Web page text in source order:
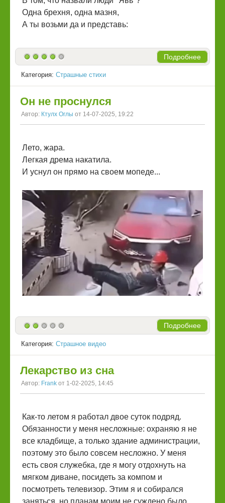
Одна брехня, одна мазня,
А ты возьми да и представь:
Подробнее
Категория: Страшные стихи
Он не проснулся
Автор: Ктулх Оглы от 14-07-2025, 19:22
Лето, жара.
Легкая дрема накатила.
И уснул он прямо на своем мопеде...
Подробнее
Категория: Страшное видео
Лекарство из сна
Автор: Frank от 1-02-2025, 14:45
Как-то летом я работал двое суток подряд.
Обязанности у меня несложные: охраняю я не
все кладбище, а только здание администрации,
поэтому это было совсем несложно. У меня
есть своя служебка, где я могу отдохнуть на
мягком диване, посидеть за компом и
посмотреть телевизор. Этим я и собирался